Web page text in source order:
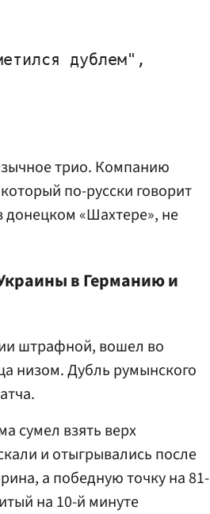
дублем",
трио. Компанию
по-русски говорит
«Шахтере», не
в Германию и
штрафной, вошел во
низом. Дубль румынского
сумел взять верх
и отыгрывались после
а победную точку на 81-
на 10-й минуте